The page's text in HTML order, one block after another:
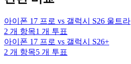
아이폰 17 프로 vs 갤럭시 S26 울트라
2 개 항목1 개 투표
아이폰 17 프로 vs 갤럭시 S26+
2 개 항목5 개 투표